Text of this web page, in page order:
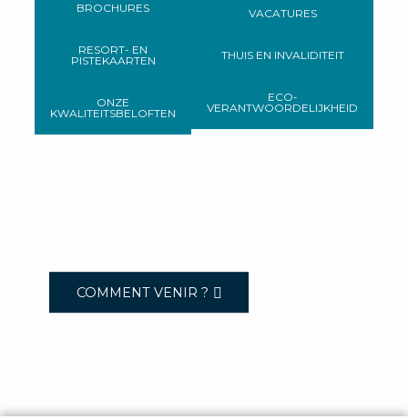
BROCHURES
RESORT- EN
PISTEKAARTEN
ONZE
KWALITEITSBELOFTEN
VACATURES
THUIS EN INVALIDITEIT
ECO-
VERANTWOORDELIJKHEID
COMMENT VENIR ?